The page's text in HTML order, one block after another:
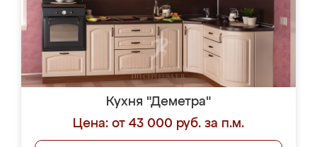
Кухня "Деметра"
Цена: от 43 000 руб. за п.м.